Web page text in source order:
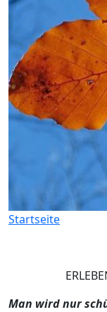
Startseite
Man wird nur